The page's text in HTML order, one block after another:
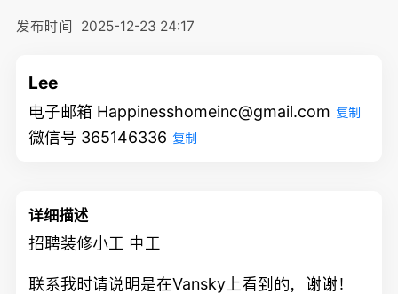
发布时间 2025-12-23 24:17
Lee
电子邮箱 Happinesshomeinc@gmail.com 复制
微信号 365146336 复制
详细描述
招聘装修小工 中工
联系我时请说明是在Vansky上看到的，谢谢！